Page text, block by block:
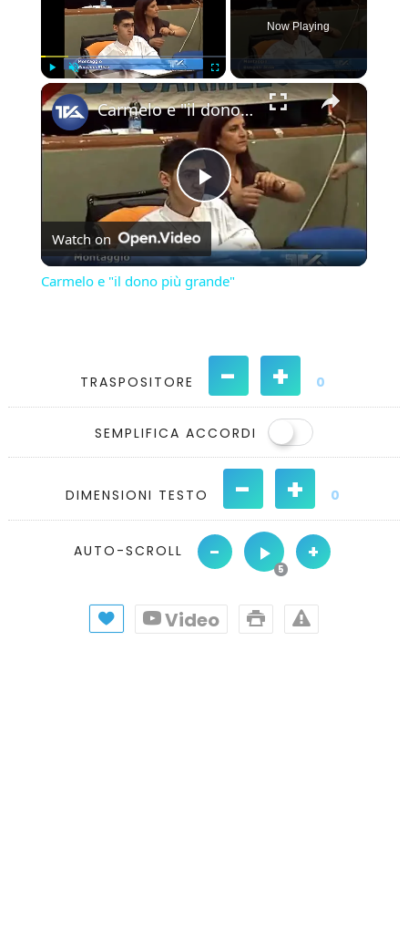
Play Unmute Fullscreen
Now Playing
×
Play
Video
Carmelo e "il dono più grande"
Watch on
Carmelo e "il dono più grande"
TRASPOSITORE - + 0
SEMPLIFICA ACCORDI
DIMENSIONI TESTO - + 0
AUTO-SCROLL - +
Video